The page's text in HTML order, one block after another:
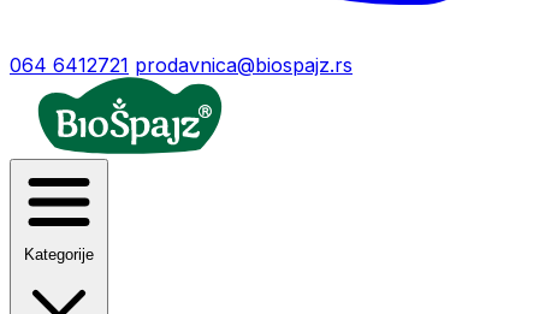
064 6412721 prodavnica@biospajz.rs
Kategorije